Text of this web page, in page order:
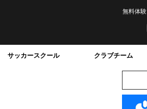
無料体験
サッカースクール クラブチーム